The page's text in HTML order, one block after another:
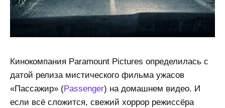
Кинокомпания Paramount Pictures определилась с
датой релиза мистического фильма ужасов
«Пассажир» (Passenger) на домашнем видео. И
если всё сложится, свежий хоррор режиссёра